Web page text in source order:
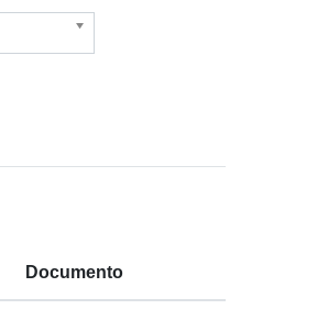
Documento